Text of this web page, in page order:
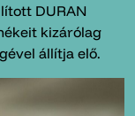
DURAN
kizárólag
állítja elő.